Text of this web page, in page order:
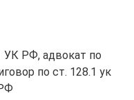
УК РФ, адвокат по
по ст. 128.1 ук